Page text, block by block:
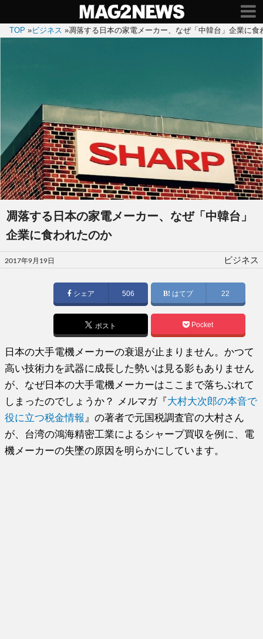
TOP »ビジネス »凋落する日本の家電メーカー、なぜ「中韓台」企業に食
凋落する日本の家電メーカー、なぜ「中韓台」
企業に食われたのか
投
稿
2017年9月19日 ビジネス
シェア 506 はてブ 22
ポスト Pocket
日本の大手電機メーカーの衰退が止まりません。かつて
高い技術力を武器に成長した勢いは見る影もありません
が、なぜ日本の大手電機メーカーはここまで落ちぶれて
しまったのでしょうか？ メルマガ『大村大次郎の本音で
役に立つ税金情報 』の著者で元国税調査官の大村さん
が、台湾の鴻海精密工業によるシャープ買収を例に、電
機メーカーの失墜の原因を明らかにしています。